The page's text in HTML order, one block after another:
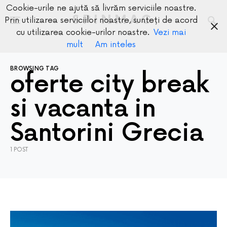
SPINMAG
BROWSING TAG
oferte city break
si vacanta in
Santorini Grecia
1 POST
Cookie-urile ne ajută să livrăm serviciile noastre.
Prin utilizarea serviciilor noastre, sunteți de acord
cu utilizarea cookie-urilor noastre. Vezi mai
mult
Am inteles